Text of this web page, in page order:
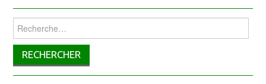
Rechercher :